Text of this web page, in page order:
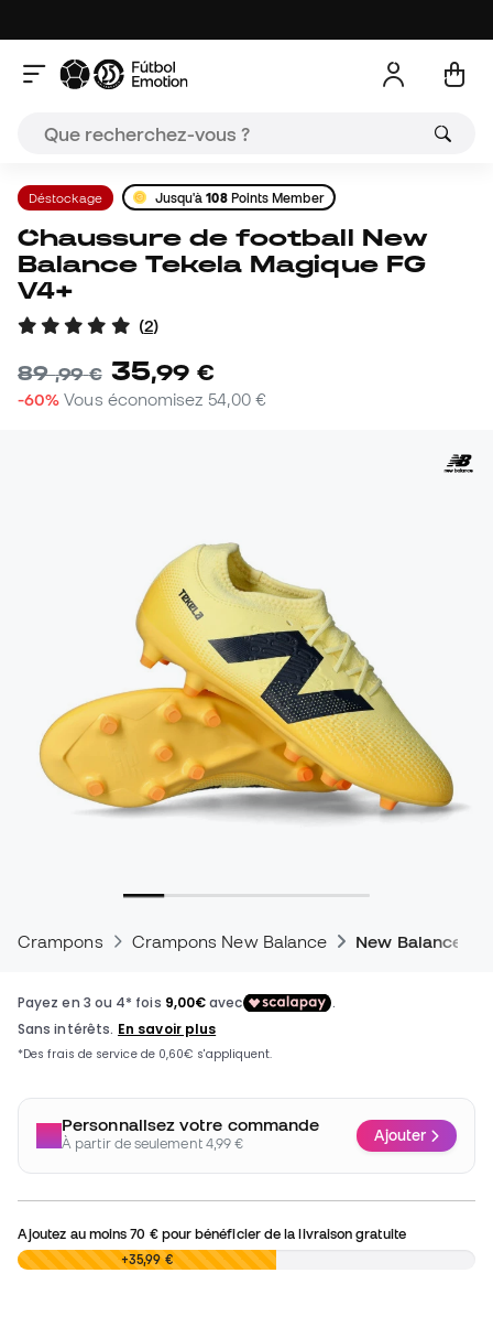
Déstockage Jusqu'à108Points Member
Chaussure de football New
Balance Tekela Magique FG
V4+
(2)
89,99 € 35,99 €
-60% Vous économisez 54,00 €
Crampons Crampons New Balance New Balance
Personnalisez votre commande
À partir de seulement 4,99 € Ajouter
Ajoutez au moins70 €pour bénéficier de la livraison gratuite
0,00 € +35,99 €